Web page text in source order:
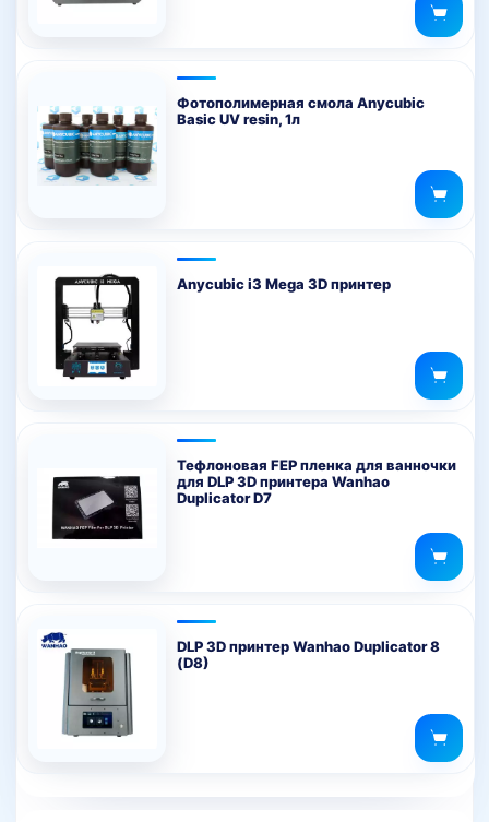
Фотополимерная смола Anycubic
Basic UV resin, 1л
Anycubic i3 Mega 3D принтер
Тефлоновая FEP пленка для ванночки
для DLP 3D принтера Wanhao
Duplicator D7
DLP 3D принтер Wanhao Duplicator 8
(D8)